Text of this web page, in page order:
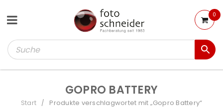
0
GOPRO BATTERY
Start / Produkte verschlagwortet mit „Gopro Battery“